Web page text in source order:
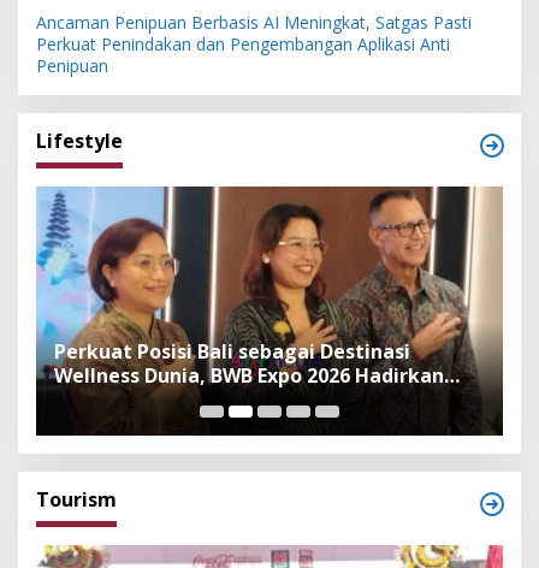
Ancaman Penipuan Berbasis AI Meningkat, Satgas Pasti
Perkuat Penindakan dan Pengembangan Aplikasi Anti
Penipuan
Lifestyle
Perkuat Posisi Bali sebagai Destinasi
Wellness Dunia, BWB Expo 2026 Hadirkan
Exhibitor Nasional dan Global
Tourism